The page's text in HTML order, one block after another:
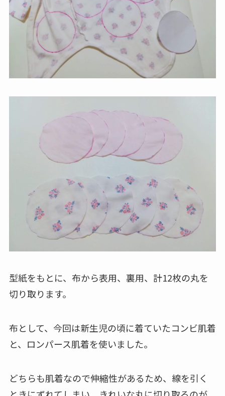
型紙をもとに、布から表用、裏用、計12枚の丸を
切り取ります。
布として、今回は新生児の頃に着ていたコンビ肌着
と、ロンパース肌着を使いました。
どちらも肌着なので伸縮性があるため、線を引く